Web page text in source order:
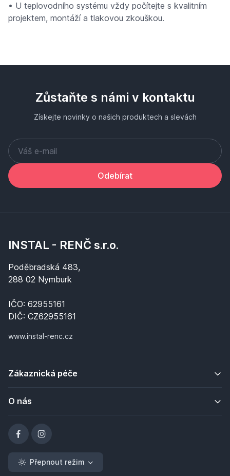
• U teplovodního systému vždy počítejte s kvalitním
projektem, montáží a tlakovou zkouškou.
Zůstaňte s námi v kontaktu
Získejte novinky o našich produktech a slevách
Odebírat
INSTAL - RENČ s.r.o.
Poděbradská 483,
288 02 Nymburk
IČO: 62955161
DIČ: CZ62955161
www.instal-renc.cz
Zákaznická péče
O nás
Přepnout režim